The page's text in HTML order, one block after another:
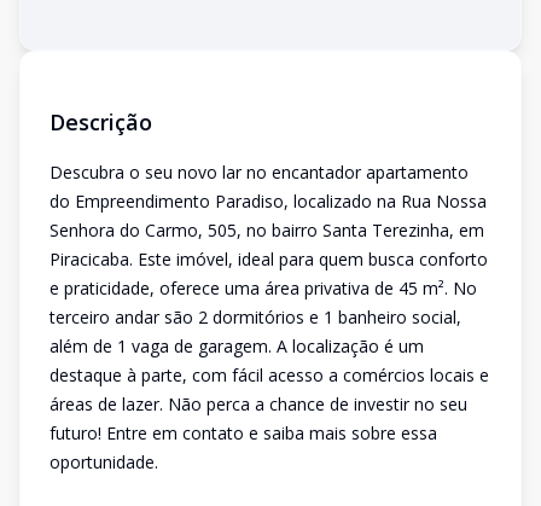
Descrição
Descubra o seu novo lar no encantador apartamento
do Empreendimento Paradiso, localizado na Rua Nossa
Senhora do Carmo, 505, no bairro Santa Terezinha, em
Piracicaba. Este imóvel, ideal para quem busca conforto
e praticidade, oferece uma área privativa de 45 m². No
terceiro andar são 2 dormitórios e 1 banheiro social,
além de 1 vaga de garagem. A localização é um
destaque à parte, com fácil acesso a comércios locais e
áreas de lazer. Não perca a chance de investir no seu
futuro! Entre em contato e saiba mais sobre essa
oportunidade.